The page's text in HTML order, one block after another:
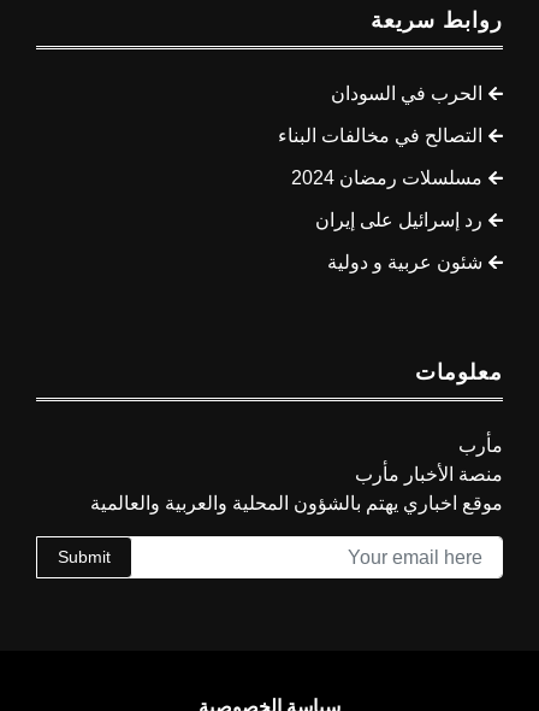
روابط سريعة
الحرب في السودان
التصالح في مخالفات البناء
مسلسلات رمضان 2024
رد إسرائيل على إيران
شئون عربية و دولية
معلومات
مأرب
منصة الأخبار مأرب
موقع اخباري يهتم بالشؤون المحلية والعربية والعالمية
Submit